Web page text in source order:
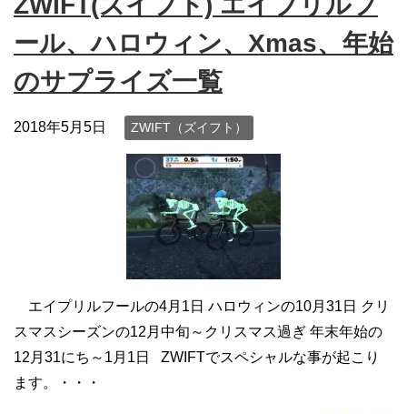
ール、ハロウィン、Xmas、年始
のサプライズ一覧
2018年5月5日 ZWIFT（ズイフト）
エイプリルフールの4月1日 ハロウィンの10月31日 クリ
スマスシーズンの12月中旬～クリスマス過ぎ 年末年始の
12月31にち～1月1日 ZWIFTでスペシャルな事が起こり
ます。・・・